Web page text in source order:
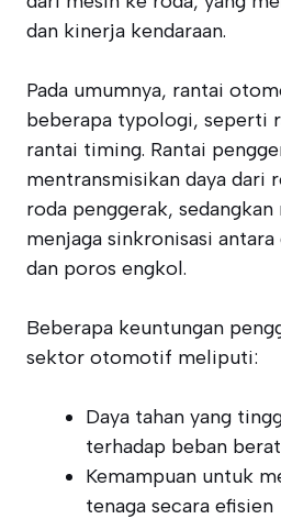
dan kinerja kendaraan.
Pada umumnya, rantai
beberapa typologi, seperti
rantai timing. Rantai
mentransmisikan daya dari
roda penggerak,
menjaga sinkronisasi
dan poros engkol.
Beberapa keuntungan
sektor otomotif meliputi:
Daya tahan yang
terhadap beban berat
Kemampuan untuk
tenaga secara efisien